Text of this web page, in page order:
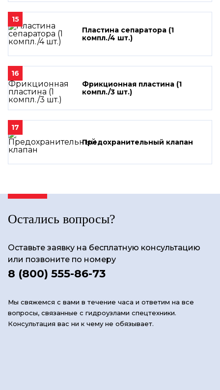
15
Пластина сепаратора (1
компл./4 шт.)
16
Фрикционная пластина (1
компл./3 шт.)
17
Предохранительный клапан
Остались вопросы?
Оставьте заявку на бесплатную консультацию
или позвоните по номеру
8 (800) 555-86-73
Мы свяжемся с вами в течение часа и ответим на все
вопросы, связанные с гидроузлами спецтехники.
Консультация вас ни к чему не обязывает.